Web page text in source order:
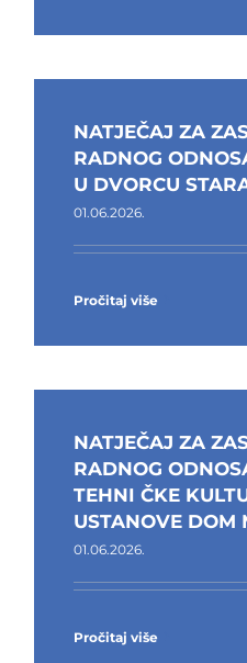
NATJEČAJ ZA
RADNOG
U DVORCU
01.06.2026.
Pročitaj više
NATJEČAJ ZA
RADNOG
TEHNI ČKE
USTANOVE DOM
01.06.2026.
Pročitaj više